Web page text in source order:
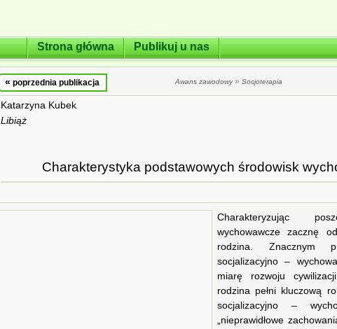
Strona główna Publikuj u nas
« poprzednia publikacja Awans zawodowy» Socjoterapia
Katarzyna Kubek
Libiąż
Charakterystyka podstawowych środowisk
Charakteryzując
wychowawcze zacznę
rodzina. Znacznym
socjalizacyjno –
miarę rozwoju
rodzina pełni kluczową
socjalizacyjno –
„nieprawidłowe